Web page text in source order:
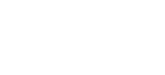
العرب في
العرب في مونديال كأس